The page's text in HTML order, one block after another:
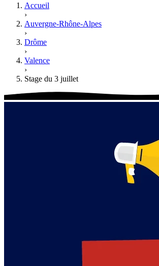
Accueil
›
Auvergne-Rhône-Alpes
›
Drôme
›
Valence
›
Stage du 3 juillet